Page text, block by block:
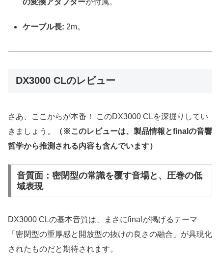
ケーブル長: 2m。
DX3000 CLのレビュー
さあ、ここからが本番！ このDX3000 CLを深掘りしてい
きましょう。
（※このレビューは、製品情報とfinalの音響
哲学から推測される内容も含んでいます）
音質面：密閉型の常識を覆す音場と、圧巻の低
域表現
DX3000 CLの基本音質は、まさにfinalが掲げるテーマ
「密閉型の重厚感と開放型の抜けの良さの融合」が具現化
されたものだと期待されます。